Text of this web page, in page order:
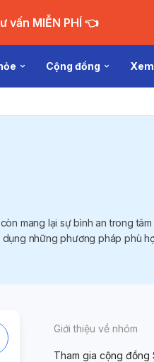
👉 Nhận tư vấn MIỄN PHÍ 👈
Cộng đồng
mang lại sự bình an trong
những phương pháp phù
Giới thiệu về nhóm
Tham gia cộng đồng